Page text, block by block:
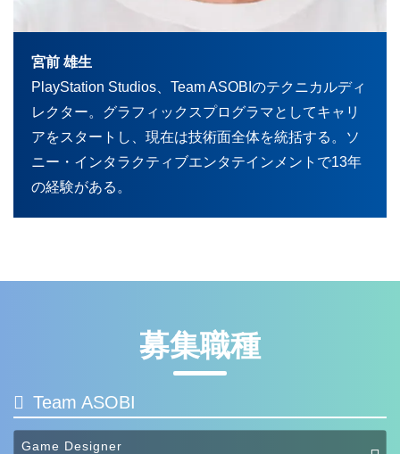
宮前 雄生
PlayStation Studios、Team ASOBIのテクニカルディ
レクター。グラフィックスプログラマとしてキャリ
アをスタートし、現在は技術面全体を統括する。ソ
ニー・インタラクティブエンタテインメントで13年
の経験がある。
募集職種
Team ASOBI
Game Designer